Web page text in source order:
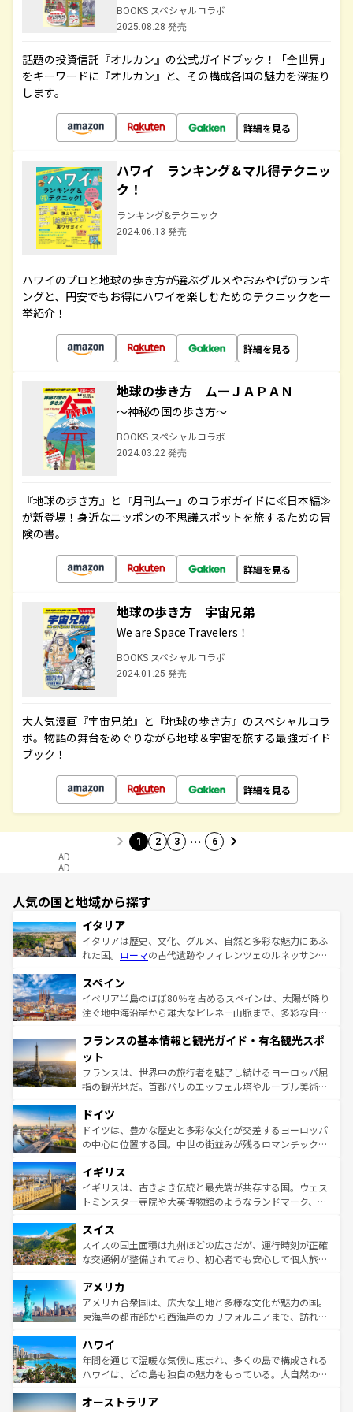
BOOKS スペシャルコラボ
2025.08.28 発売
話題の投資信託『オルカン』の公式ガイドブック！「全世界」
をキーワードに『オルカン』と、その構成各国の魅力を深掘り
します。
詳細を見る
ハワイ ランキング＆マル得テクニッ
ク！
ランキング&テクニック
2024.06.13 発売
ハワイのプロと地球の歩き方が選ぶグルメやおみやげのランキ
ングと、円安でもお得にハワイを楽しむためのテクニックを一
挙紹介！
詳細を見る
地球の歩き方 ムーＪＡＰＡＮ
～神秘の国の歩き方～
BOOKS スペシャルコラボ
2024.03.22 発売
『地球の歩き方』と『月刊ムー』のコラボガイドに≪日本編≫
が新登場！身近なニッポンの不思議スポットを旅するための冒
険の書。
詳細を見る
地球の歩き方 宇宙兄弟
We are Space Travelers！
BOOKS スペシャルコラボ
2024.01.25 発売
大人気漫画『宇宙兄弟』と『地球の歩き方』のスペシャルコラ
ボ。物語の舞台をめぐりながら地球＆宇宙を旅する最強ガイド
ブック！
詳細を見る
1 2 3 … 6
AD
AD
人気の国と地域から探す
イタリア
イタリアは歴史、文化、グルメ、自然と多彩な魅力にあふ
れた国。 ローマの古代遺跡やフィレンツェのルネッサンス
ろん、トスカーナの美しい田園風景やアマルフィ海岸の絶
景など、自然景観も見逃せない。観光の合間には、本場の
ピザやパスタなど、絶品のイタリア料理を堪能することも
ませてくれるイタリアで、忘れられない旅をしてみよう！
なお、新着のイタリア情報は
しい。
スペイン
イベリア半島のほぼ80％を占めるスペインは、太陽が降り
注ぐ地中海沿岸から雄大なピレネー山脈まで、多彩な自然
文化が根付くこの国では、情熱的なフラメンコ、熱気あふ
れる闘牛、そして美味しいタパスが生活の一部となってい
る。首都マドリードの洗練された雰囲気や、バルセロナの
アートに溢れた街角から、地方では古代ローマ遺跡や中世
せる。地方によって風土や気候が異なるスペインはその個
性で訪れる人を魅了する。 なお、新着のスペイン情報は コ
ンテンツ一覧を参照してほしい。
フランスの基本情報と観光ガイド・有名観光スポ
ット
フランスは、世界中の旅行者を魅了し続けるヨーロッパ屈
指の観光地だ。首都パリのエッフェル塔やルーブル美術館
で、幅広い魅力が詰まっている。華麗な宮殿、歴史的な大
聖堂、美しいビーチ、そして豊かな自然が、訪れる者を心
から魅了する。また、フランスは美食の国としても知ら
いる。シャンパンの発祥地であるランス、プロヴァンスの
香り高いラベンダー畑など、多彩な楽しみ方が可能だ。さ
らに、パリ以外の地域にも魅力が溢れており、どの街角に
れる地方に足を運ぶとそれぞれで全く異なる文化を体験で
きるだろう。 なお、新着のフランス情報はコンテンツ一覧
を参照してほしい。
ドイツ
ドイツは、豊かな歴史と多彩な文化が交差するヨーロッパ
の中心に位置する国。中世の街並みが残るロマンチック街
顔を持つこの国は、どこを歩いても飽きることがない。ベ
ルリンの文化的活気、バイエルン州のアルプスの絶景、そ
してライン川沿いのワイン畑といった風景は必見。ビール
は、お酒好きな人にはぜひ体験してほしい。 なお、新着の
ドイツ情報はコンテンツ一覧を参照してほしい。
イギリス
イギリスは、古きよき伝統と最先端が共存する国。ウェス
トミンスター寺院や大英博物館のようなランドマーク、歴
リアごとに異なる魅力がある。また、優雅なアフタヌーン
ティー、ビール好きにはたまらない英国パブ、サッカー観
戦など、本場だからこそできる体験も豊富。イギリスを旅
ンツ一覧を参照してほしい。
スイス
スイスの国土面積は九州ほどの広さだが、運行時刻が正確
な交通網が整備されており、初心者でも安心して個人旅行
の建物がそのまま残る町や、スイスならではのユニークな
博物館もあり、アルプス観光だけでなく町歩きも満喫する
ことができる。国民の所得が高いため物価も高いが、旅行
ば市内交通費無料で観光を楽しむこともできる。 なお、新
着のスイス情報はコンテンツ一覧 を参照してほしい。
アメリカ
アメリカ合衆国は、広大な土地と多様な文化が魅力の国。
東海岸の都市部から西海岸のカリフォルニアまで、訪れる
のような巨大都市は、観光、ショッピング、エンターテイ
ンメントが詰まった刺激的なスポットだ。一方、アメリカ
西部には大自然が広がり、グランドキャニオンやイエロー
部のニューオーリンズでは、音楽と美食が融合した独特の
ハワイ
年間を通じて温暖な気候に恵まれ、多くの島で構成される
ハワイは、どの島も独自の魅力をもっている。大自然の神
ワイ島は見逃せない。また、定番の観光地といえばオアフ
オーストラリア